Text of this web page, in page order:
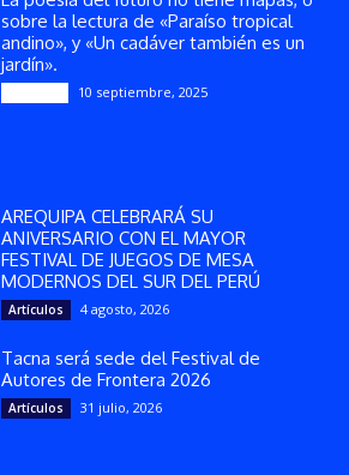
sobre la lectura de «Paraíso tropical
andino», y «Un cadáver también es un
jardín».
10 septiembre, 2025
AREQUIPA CELEBRARÁ SU
ANIVERSARIO CON EL MAYOR
FESTIVAL DE JUEGOS DE MESA
MODERNOS DEL SUR DEL PERÚ
Artículos 4 agosto, 2026
Tacna será sede del Festival de
Autores de Frontera 2026
Artículos 31 julio, 2026